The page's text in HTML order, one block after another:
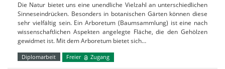
Die Natur bietet uns eine unendliche Vielzahl an unterschiedlichen
Sinneseindrücken. Besonders in botanischen Gärten können diese
sehr vielfältig sein. Ein Arboretum (Baumsammlung) ist eine nach
wissenschaftlichen Aspekten angelegte Fläche, die den Gehölzen
gewidmet ist. Mit dem Arboretum bietet sich…
Diplomarbeit Freier Zugang